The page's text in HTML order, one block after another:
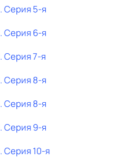
. Серия 5-я
. Серия 6-я
. Серия 7-я
. Серия 8-я
. Серия 8-я
. Серия 9-я
. Серия 10-я